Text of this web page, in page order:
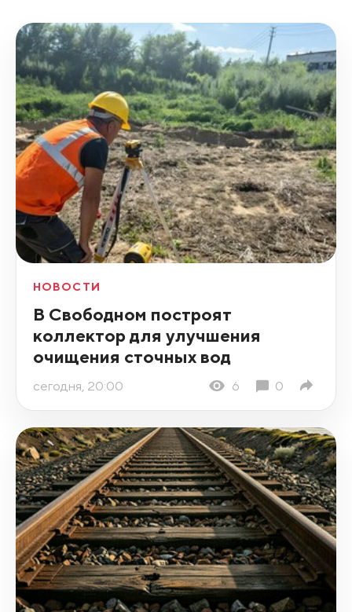
НОВОСТИ
В Свободном построят
коллектор для улучшения
очищения сточных вод
сегодня, 20:00 6 0